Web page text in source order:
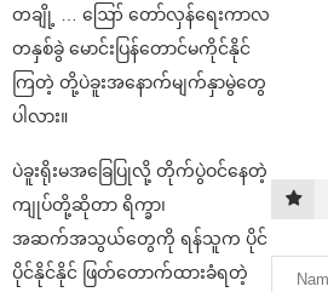
တချို့ … ဪ တော်လှန်ရေးကာလ
တနှစ်ခွဲ မောင်းပြန်တောင်မကိုင်နိုင်
ကြတဲ့ တို့ပဲခူးအနောက်မျက်နှာမွဲတွေ
ပါလား။
ပဲခူးရိုးမအခြေပြုလို့ တိုက်ပွဲဝင်နေတဲ့
ကျုပ်တို့ဆိုတာ ရိက္ခာ၊
အဆက်အသွယ်တွေကို ရန်သူက ပိုင်
ပိုင်နိုင်နိုင် ဖြတ်တောက်ထားခံရတဲ့